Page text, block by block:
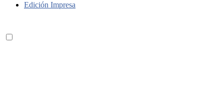
Edición Impresa